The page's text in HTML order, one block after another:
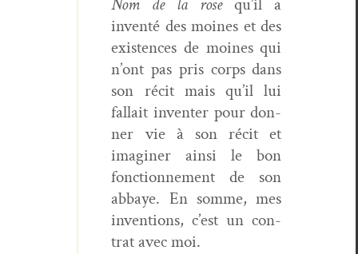
Nom de la rosequ’il a
inven­té des moines et des
exis­tences de moines qui
n’ont pas pris corps dans
son réc­it mais qu’il lui
fal­lait inven­ter pour don­
ner vie à son réc­it et
imag­in­er ain­si le bon
fonc­tion­nement de son
abbaye. En somme, mes
inven­tions, c’est un con­
trat avec moi.